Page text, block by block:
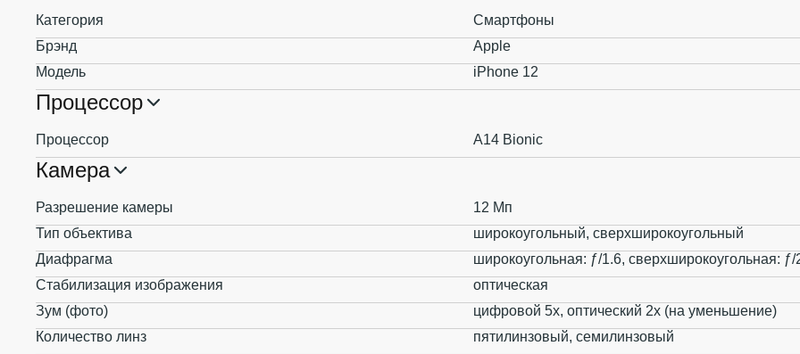
Категория
Смартфоны
Брэнд
Apple
Модель
iPhone 12
Процессор
Процессор A14 Bionic
Камера
Разрешение камеры
12 Мп
Тип объектива
широкоугольный, сверхширокоугольный
Диафрагма
широкоугольная: ƒ/1.6, сверхширокоугольная: ƒ/
Стабилизация изображения
оптическая
Зум (фото)
цифровой 5x, оптический 2x (на уменьшение)
Количество линз
пятилинзовый, семилинзовый